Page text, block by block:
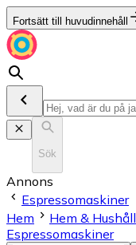
Fortsätt till huvudinnehåll
Sök
Annons
Espressomaskiner
Hem
Hem & Hushåll
Espressomaskiner